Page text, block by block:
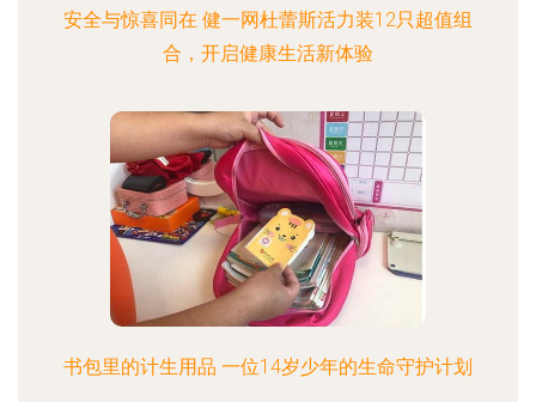
安全与惊喜同在 健一网杜蕾斯活力装12只超值组
合，开启健康生活新体验
书包里的计生用品 一位14岁少年的生命守护计划